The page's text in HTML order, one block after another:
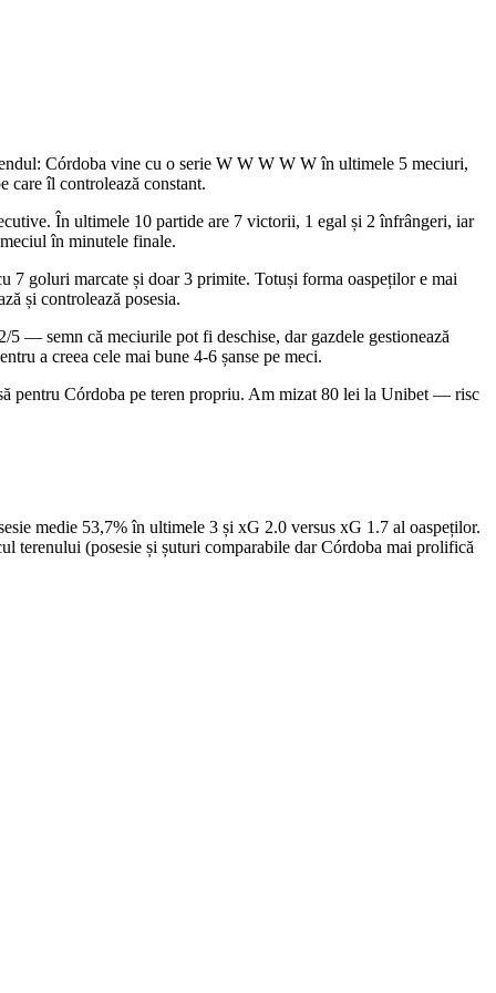
Córdoba vine cu o serie W W W W W în ultimele 5 meciuri,
care îl controlează constant.
În ultimele 10 partide are 7 victorii, 1 egal și 2 înfrângeri, iar
în minutele finale.
goluri marcate și doar 3 primite. Totuși forma oaspeților e mai
și controlează posesia.
— semn că meciurile pot fi deschise, dar gazdele gestionează
a creea cele mai bune 4-6 șanse pe meci.
pentru Córdoba pe teren propriu. Am mizat 80 lei la Unibet — risc
medie 53,7% în ultimele 3 și xG 2.0 versus xG 1.7 al oaspeților.
terenului (posesie și șuturi comparabile dar Córdoba mai prolifică